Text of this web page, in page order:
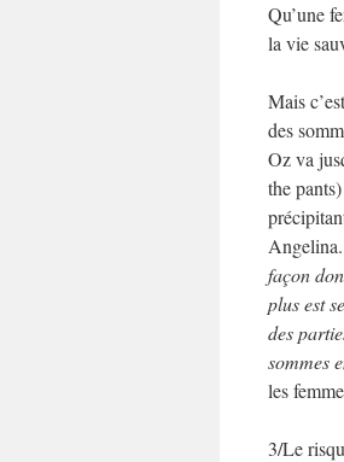
Qu’une
la vie
Mais
des
Oz va
the
Angelina.
façon
plus est
des
sommes
les
3/Le